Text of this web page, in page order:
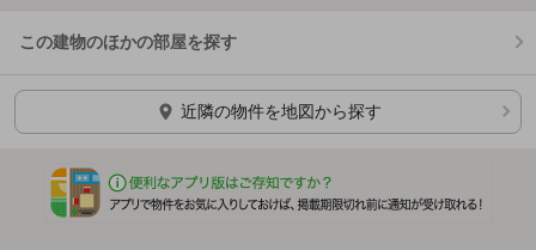
この建物のほかの部屋を探す
ほかの部屋を検索中…
近隣の物件を地図から探す